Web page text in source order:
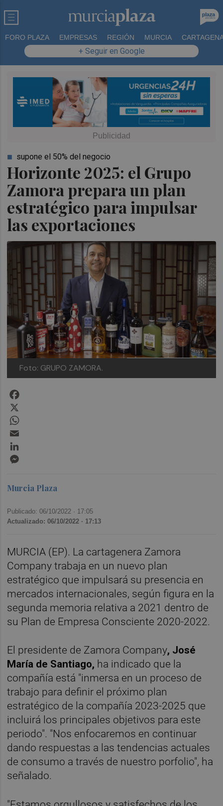
FORO PLAZA EMPRESAS REGIÓN MURCIA
+ Seguir en Google
Horizonte 2025: el Grupo
Zamora prepara un plan
estratégico para impulsar
las exportaciones
supone el 50% del negocio
Foto: GRUPO ZAMORA.
Murcia Plaza
Publicado: 06/10/2022 · 17:05
Actualizado: 06/10/2022 · 17:13
MURCIA (EP). La cartagenera Zamora
Company trabaja en un nuevo plan
estratégico que impulsará su presencia en
mercados internacionales, según figura en la
segunda memoria relativa a 2021 dentro de
su Plan de Empresa Consciente 2020-2022.
El presidente de Zamora Company, José
María de Santiago, ha indicado que la
compañía está "inmersa en un proceso de
trabajo para definir el próximo plan
estratégico de la compañía 2023-2025 que
incluirá los principales objetivos para este
periodo". "Nos enfocaremos en continuar
dando respuestas a las tendencias actuales
de consumo a través de nuestro porfolio", ha
señalado.